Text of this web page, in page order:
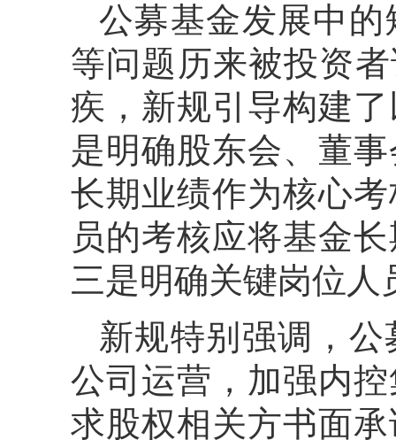
公募基金发展中
等问题历来被投资
疾，新规引导构建
是明确股东会、董
长期业绩作为核心
员的考核应将基金
三是明确关键岗位
新规特别强调，
公司运营，加强内
求股权相关方书面